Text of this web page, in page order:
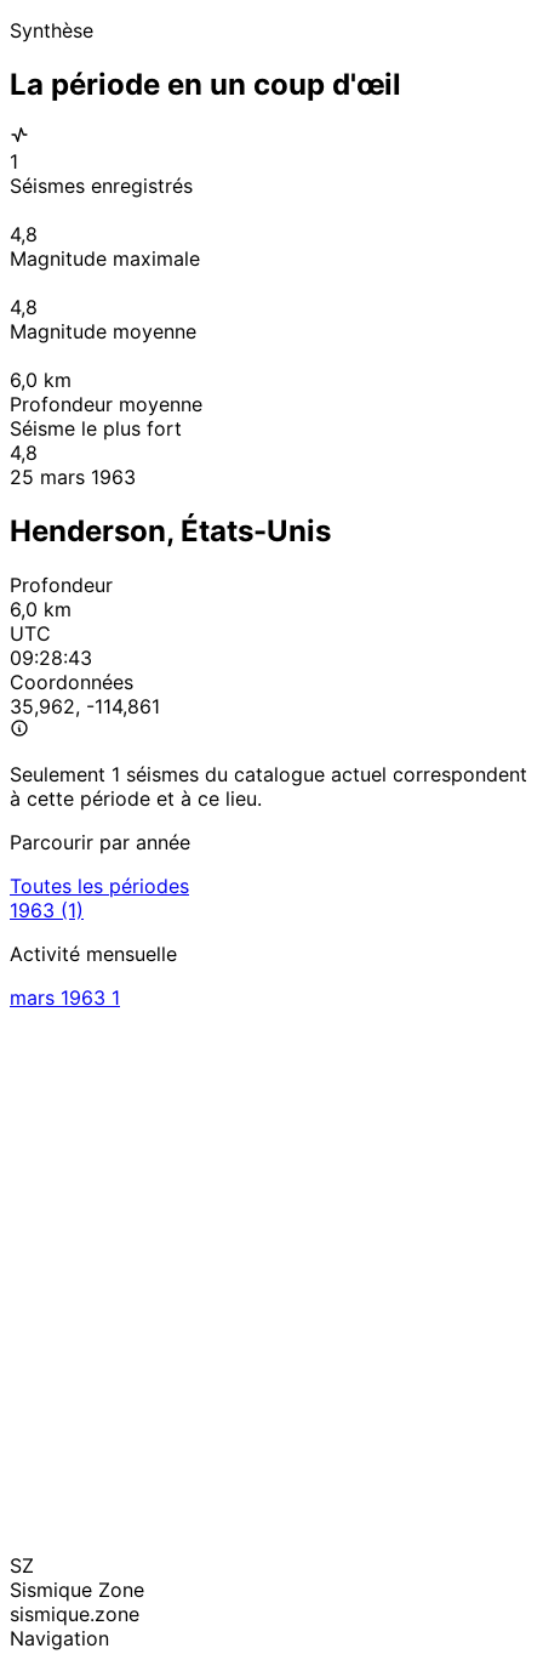
Synthèse
La période en un coup d'œil
1
Séismes enregistrés
4,8
Magnitude maximale
4,8
Magnitude moyenne
6,0 km
Profondeur moyenne
Séisme le plus fort
4,8
25 mars 1963
Henderson, États-Unis
Profondeur
6,0 km
UTC
09:28:43
Coordonnées
35,962, -114,861
Seulement 1 séismes du catalogue actuel correspondent
à cette période et à ce lieu.
Parcourir par année
Toutes les périodes
1963 (1)
Activité mensuelle
mars 1963 1
SZ
Sismique Zone
sismique.zone
Navigation